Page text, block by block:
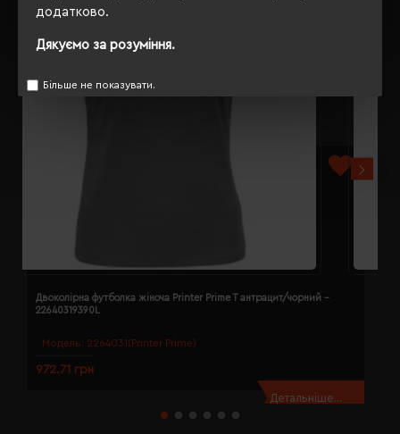
додатково.
Дякуємо за розуміння.
Більше не показувати.
Модель: 2264031(Printer Prime)
Двоколірна футболка жіноча Printer Prime T антрацит/чорний -
22640319390L
972.71 грн
Детальніше...